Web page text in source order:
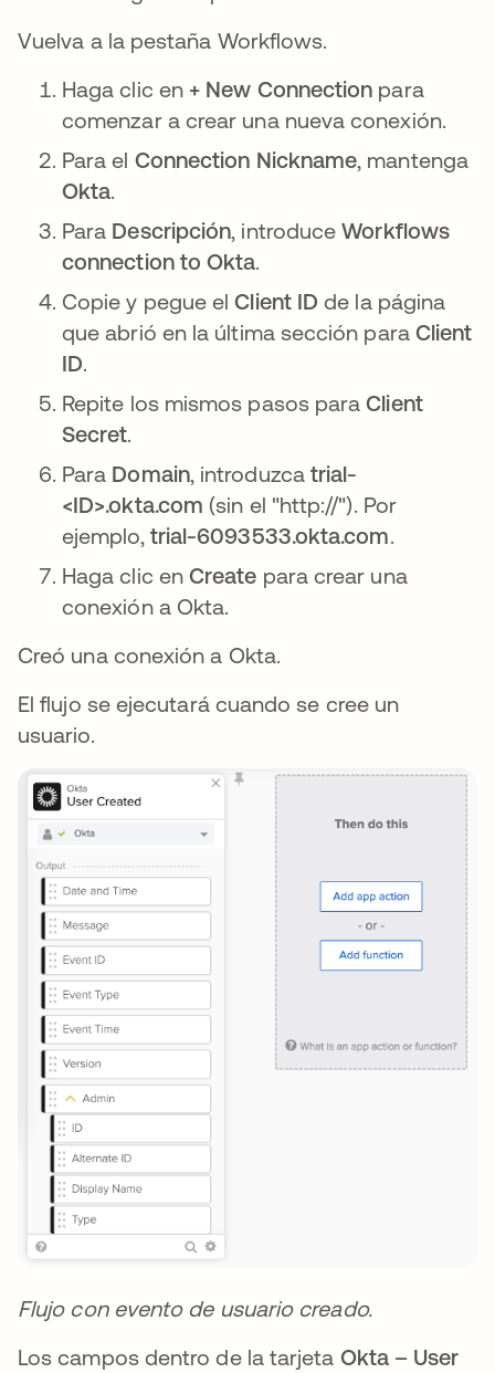
Vuelva a la pestaña Workflows.
Haga clic en + New Connection para
comenzar a crear una nueva conexión.
Para el Connection Nickname, mantenga
Okta.
Para Descripción, introduceWorkflows
connection to Okta.
Copie y pegue elClient ID de la página
que abrió en la última sección para Client
ID.
Repite los mismos pasos paraClient
Secret.
Para Domain, introduzca trial-
<ID>.okta.com (sin el "http://"). Por
ejemplo, trial-6093533.okta.com.
Haga clic enCreate para crear una
conexión a Okta.
Creó una conexión a Okta.
El flujo se ejecutará cuando se cree un
usuario.
Flujo con evento de usuario creado.
Los campos dentro de la tarjeta Okta – User